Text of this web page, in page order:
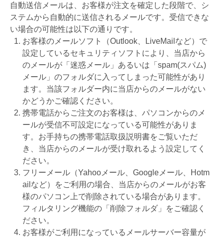
自動送信メールは、お客様が注文を確定した段階で、シ
ステムから自動的に送信されるメールです。受信できな
い場合の可能性は以下の通りです。
お客様のメールソフト（Outlook、LiveMailなど）で
設定しているセキュリティソフトにより、当店から
のメールが「迷惑メール」あるいは「spam(スパム)
メール」のフォルダに入ってしまった可能性があり
ます。当該フォルダー内に当店からのメールがない
かどうかご確認ください。
携帯電話からご注文のお客様は、パソコンからのメ
ールが受信不可設定になっている可能性がありま
す。お手持ちの携帯電話取扱説明書をご覧いただ
き、当店からのメールが受け取れるよう設定してく
ださい。
フリーメール（Yahooメール、Googleメール、Hotm
ailなど）をご利用の場合、当店からのメールがお客
様のパソコン上で削除されている場合があります。
フィルタリング機能の「削除フォルダ」をご確認く
ださい。
お客様がご利用になっているメールサーバー容量が